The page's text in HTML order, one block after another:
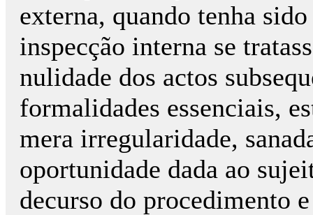
externa, quando tenha
inspecção interna se
nulidade dos actos
formalidades essenciais,
mera irregularidade,
oportunidade dada ao
decurso do procedimento